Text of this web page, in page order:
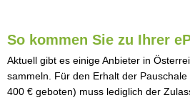
So kommen Sie zu Ihrer
Aktuell gibt es einige Anbieter in
sammeln. Für den Erhalt der Pauschale
400 € geboten) muss lediglich der